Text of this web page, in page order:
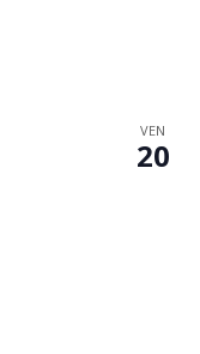
VEN
20